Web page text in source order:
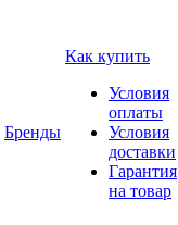
Бренды
Как купить
Условия
оплаты
Условия
доставки
Гарантия
на товар